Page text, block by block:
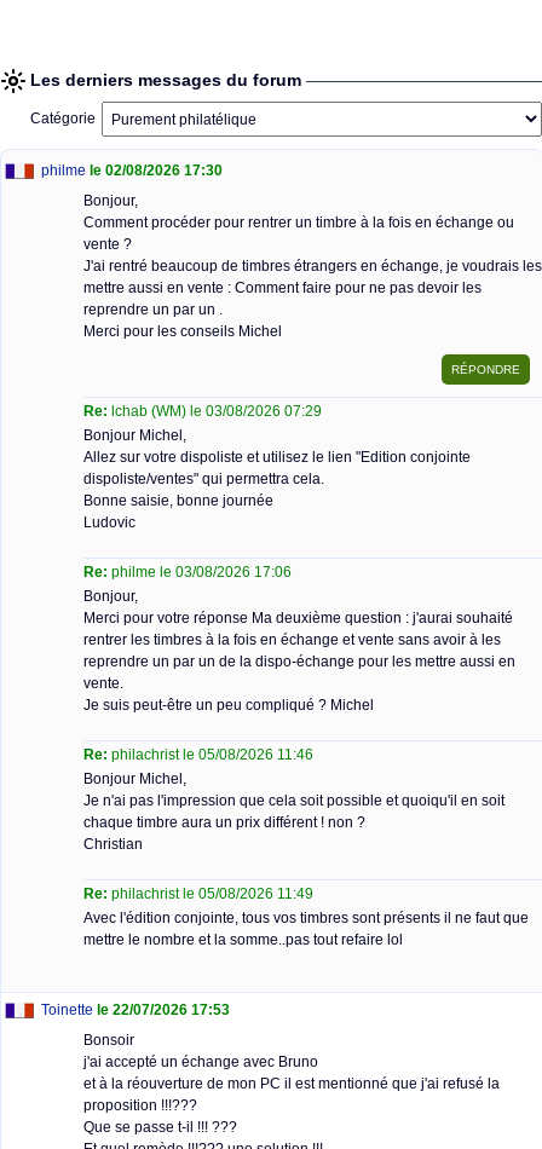
Les derniers messages du forum
Catégorie
philme le 02/08/2026 17:30
Bonjour,
Comment procéder pour rentrer un timbre à la fois en échange ou
vente ?
J'ai rentré beaucoup de timbres étrangers en échange, je voudrais les
mettre aussi en vente : Comment faire pour ne pas devoir les
reprendre un par un .
Merci pour les conseils Michel
Re: lchab (WM) le 03/08/2026 07:29
Bonjour Michel,
Allez sur votre dispoliste et utilisez le lien "Edition conjointe
dispoliste/ventes" qui permettra cela.
Bonne saisie, bonne journée
Ludovic
Re: philme le 03/08/2026 17:06
Bonjour,
Merci pour votre réponse Ma deuxième question : j'aurai souhaité
rentrer les timbres à la fois en échange et vente sans avoir à les
reprendre un par un de la dispo-échange pour les mettre aussi en
vente.
Je suis peut-être un peu compliqué ? Michel
Re: philachrist le 05/08/2026 11:46
Bonjour Michel,
Je n'ai pas l'impression que cela soit possible et quoiqu'il en soit
chaque timbre aura un prix différent ! non ?
Christian
Re: philachrist le 05/08/2026 11:49
Avec l'édition conjointe, tous vos timbres sont présents il ne faut que
mettre le nombre et la somme..pas tout refaire lol
Toinette le 22/07/2026 17:53
Bonsoir
j'ai accepté un échange avec Bruno
et à la réouverture de mon PC il est mentionné que j'ai refusé la
proposition !!!???
Que se passe t-il !!! ???